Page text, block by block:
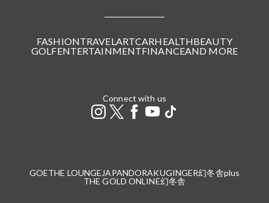
FASHIONTRAVELARTCARHEALTHBEAUTY
GOLFENTERTAINMENTFINANCEAND MORE
Connect with us
GOETHE LOUNGE JAPANDORAKUGINGER幻冬舎plus
THE GOLD ONLINE幻冬舎